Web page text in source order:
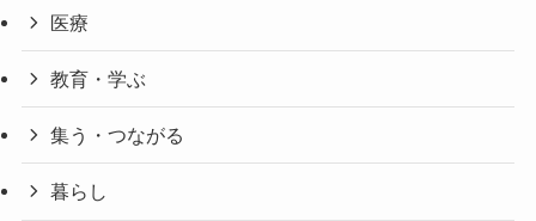
医療
教育・学ぶ
集う・つながる
暮らし